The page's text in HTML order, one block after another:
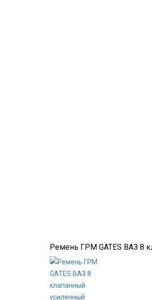
Ремень ГРМ GATES ВАЗ 8